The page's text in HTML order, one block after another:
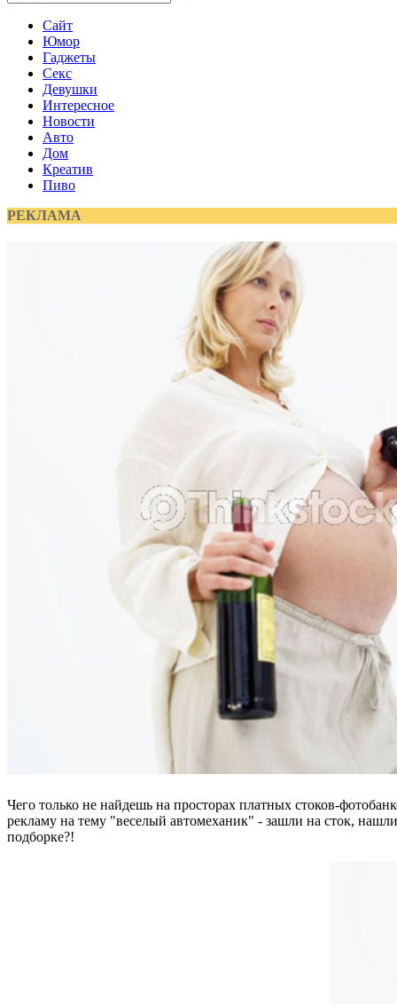
Сайт
Юмор
Гаджеты
Секс
Девушки
Интересное
Новости
Авто
Дом
Креатив
Пиво
РЕКЛАМА
Чего только не найдешь на просторах платных стоков-
рекламу на тему "веселый автомеханик" - зашли на сток,
подборке?!